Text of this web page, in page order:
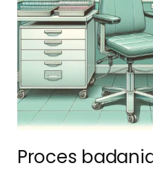
Proces